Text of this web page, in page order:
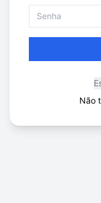
Não